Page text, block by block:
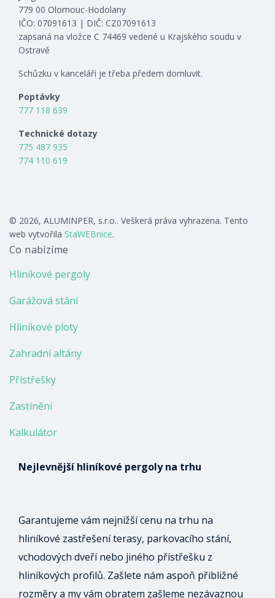
779 00 Olomouc-Hodolany
IČO: 07091613 | DIČ: CZ07091613
zapsaná na vložce C 74469 vedené u Krajského soudu v
Ostravě
Schůzku v kanceláři je třeba předem domluvit.
Poptávky
777 118 639
Technické dotazy
775 487 935
774 110 619
© 2026, ALUMINPER, s.r.o.. Veškerá práva vyhrazena. Tento
web vytvořila StaWEBnice.
Co nabízíme
Hliníkové pergoly
Garážová stání
Hliníkové ploty
Zahradní altány
Přístřešky
Zastínění
Kalkulátor
Nejlevnější hliníkové pergoly na trhu
Garantujeme vám nejnižší cenu na trhu na
hliníkové zastřešení terasy, parkovacího stání,
vchodových dveří nebo jiného přístřešku z
hliníkových profilů. Zašlete nám aspoň přibližné
rozměry a my vám obratem zašleme nezávaznou